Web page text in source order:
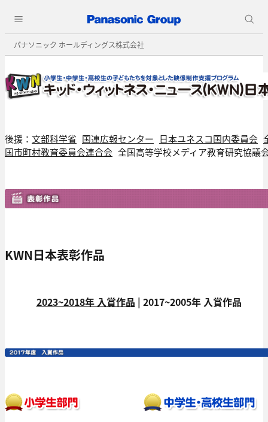
パナソニック ホールディングス株式会社
後援： 文部科学省 国連広報センター 日本ユネスコ国内委員会
国市町村教育委員会連合会 全国高等学校メディア教育研究協議
KWN日本表彰作品
2023~2018年 入賞作品 | 2017~2005年 入賞作品